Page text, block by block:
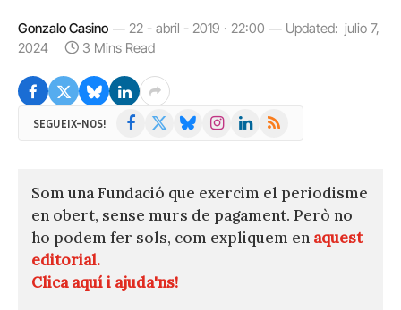
Gonzalo Casino 22 - abril - 2019 · 22:00 Updated: julio 7,
2024
3 Mins Read
SEGUEIX-NOS! Facebook BlueskyInstagramLinkedIn
RSS
Som una Fundació que exercim el periodisme
en obert, sense murs de pagament. Però no
ho podem fer sols, com expliquem en aquest
editorial.
Clica aquí i ajuda'ns!